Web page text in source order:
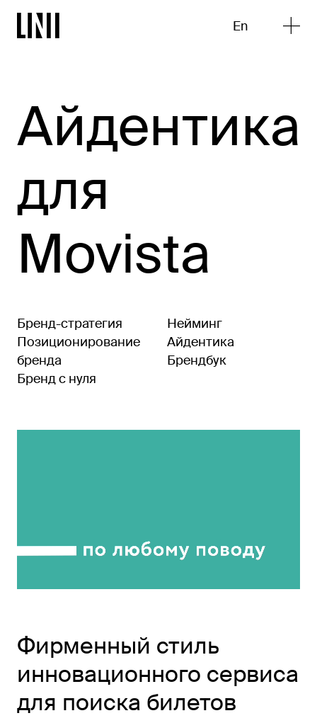
En
Айдентика
для
Movista
Бренд-стратегия
Позиционирование
бренда
Бренд с нуля
Нейминг
Айдентика
Брендбук
Фирменный стиль
инновационного сервиса
для поиска билетов